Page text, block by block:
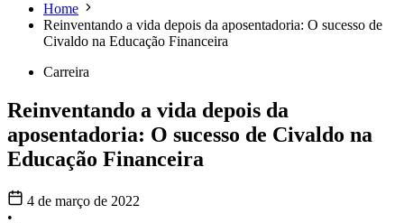
Home
Reinventando a vida depois da aposentadoria: O sucesso de
Civaldo na Educação Financeira
Carreira
Reinventando a vida depois da
aposentadoria: O sucesso de Civaldo na
Educação Financeira
4 de março de 2022
•